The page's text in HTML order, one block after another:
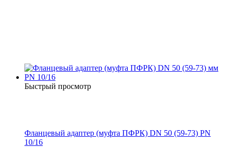
Быстрый просмотр
Фланцевый адаптер (муфта ПФРК) DN 50 (59-73) PN
10/16